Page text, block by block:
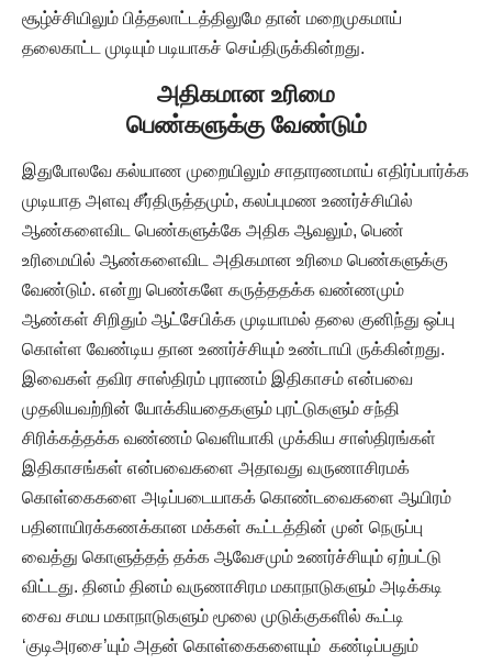
சூழ்ச்சியிலும் பித்தலாட்டத்திலுமே தான் மறைமுகமாய்
தலைகாட்ட முடியும் படியாகச் செய்திருக்கின்றது.
அதிகமான உரிமை
பெண்களுக்கு வேண்டும்
இதுபோலவே கல்யாண முறையிலும் சாதாரணமாய் எதிர்ப்பார்க்க
முடியாத அளவு சீர்திருத்தமும், கலப்புமண உணர்ச்சியில்
ஆண்களைவிட பெண்களுக்கே அதிக ஆவலும், பெண்
உரிமையில் ஆண்களைவிட அதிகமான உரிமை பெண்களுக்கு
வேண்டும். என்று பெண்களே கருத்ததக்க வண்ணமும்
ஆண்கள் சிறிதும் ஆட்சேபிக்க முடியாமல் தலை குனிந்து ஒப்பு
கொள்ள வேண்டிய தான உணர்ச்சியும் உண்டாயி ருக்கின்றது.
இவைகள் தவிர சாஸ்திரம் புராணம் இதிகாசம் என்பவை
முதலியவற்றின் யோக்கியதைகளும் புரட்டுகளும் சந்தி
சிரிக்கத்தக்க வண்ணம் வெளியாகி முக்கிய சாஸ்திரங்கள்
இதிகாசங்கள் என்பவைகளை அதாவது வருணாசிரமக்
கொள்கைகளை அடிப்படையாகக் கொண்டவைகளை ஆயிரம்
பதினாயிரக்கணக்கான மக்கள் கூட்டத்தின் முன் நெருப்பு
வைத்து கொளுத்தத் தக்க ஆவேசமும் உணர்ச்சியும் ஏற்பட்டு
விட்டது. தினம் தினம் வருணாசிரம மகாநாடுகளும் அடிக்கடி
சைவ சமய மகாநாடுகளும் மூலை முடுக்குகளில் கூட்டி
‘குடிஅரசை’யும் அதன் கொள்கைகளையும் கண்டிப்பதும்